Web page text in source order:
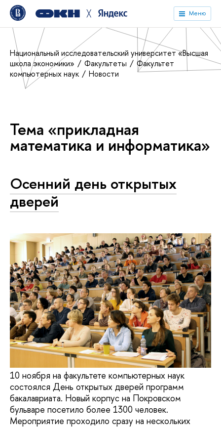
╳ Меню
Национальный исследовательский университет «Высшая
школа экономики»
Факультеты
Факультет
компьютерных наук
Новости
Тема «прикладная
математика и информатика»
Осенний день открытых
дверей
10 ноября на факультете компьютерных наук
состоялся День открытых дверей программ
бакалавриата. Новый корпус на Покровском
бульваре посетило более 1300 человек.
Мероприятие проходило сразу на нескольких